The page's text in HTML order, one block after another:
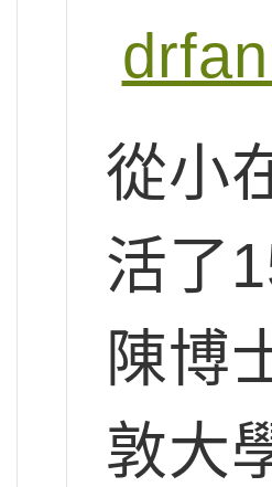
從小
活了
陳博
敦大